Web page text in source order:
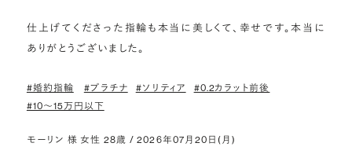
仕上げてくださった指輪も本当に美しくて、幸せです。本当に
ありがとうございました。
#婚約指輪 #プラチナ #ソリティア
#0.2カラット前後
#10〜15万円以下
モーリン 様 女性 28歳 / 2026年07月20日(月)